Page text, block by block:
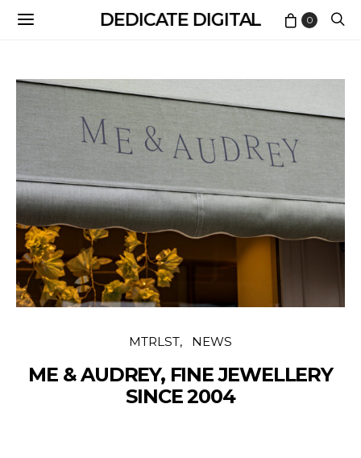
DEDICATE DIGITAL 0
MTRLST NEWS
ME & AUDREY, FINE JEWELLERY
SINCE 2004